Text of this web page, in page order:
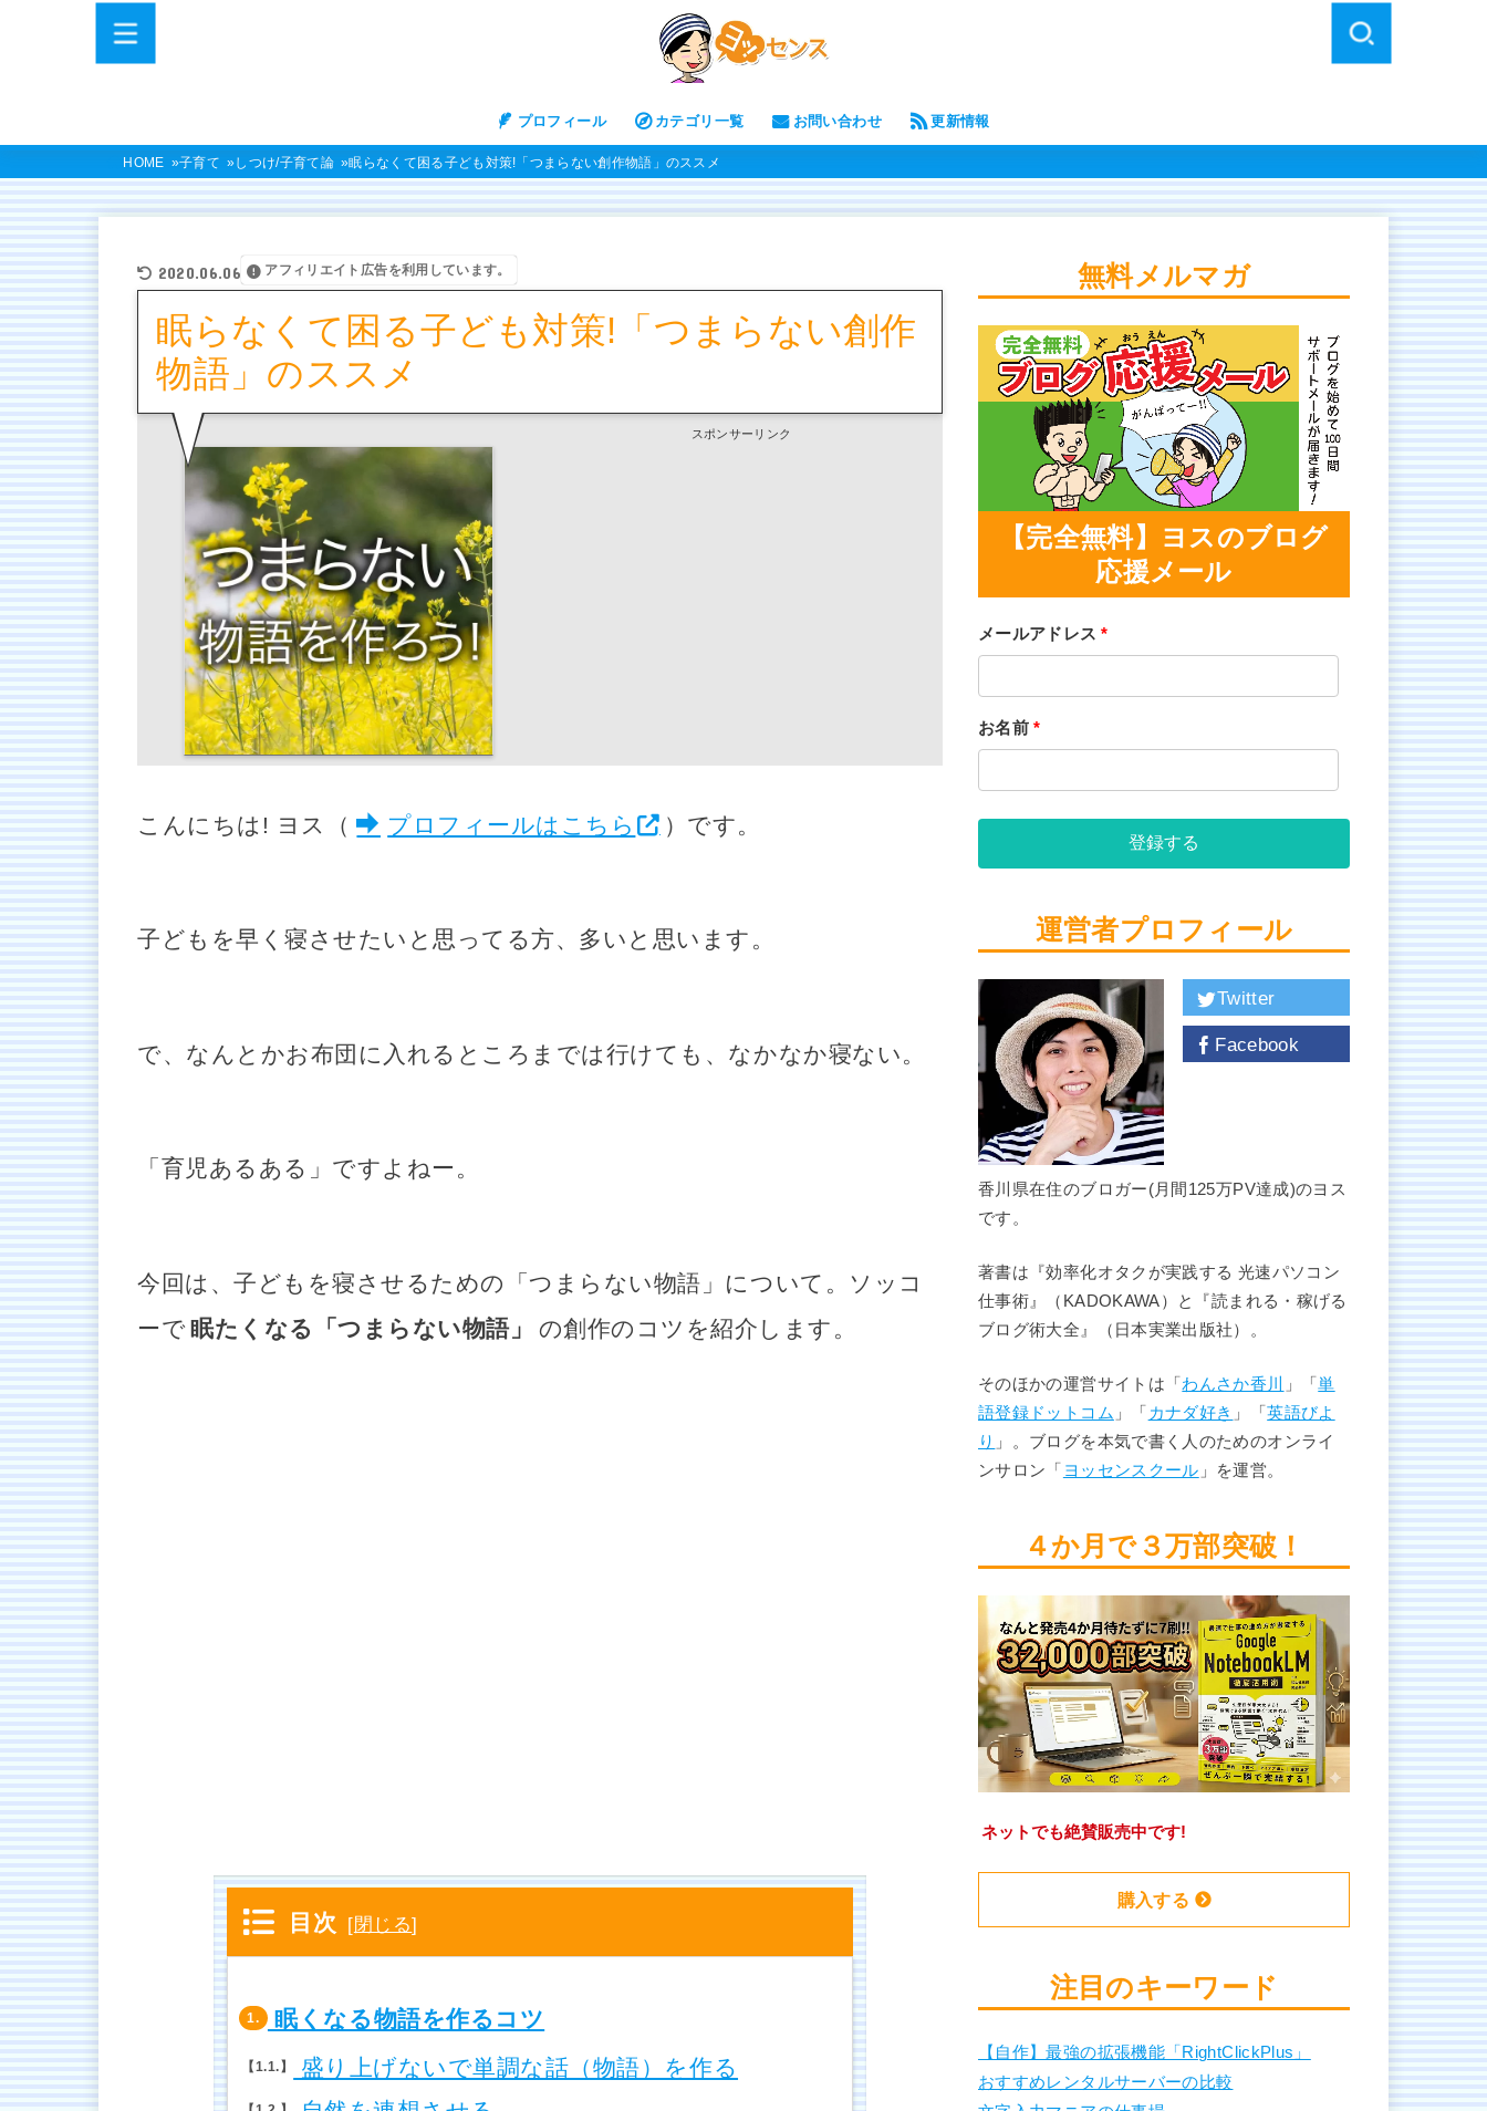
プロフィール カテゴリ一覧 お問い合わせ 更新情報
HOME 子育て しつけ/子育て論 眠らなくて困る子ども対策!「つまらない創作物語」のススメ
2020.06.06 アフィリエイト広告を利用しています。
眠らなくて困る子ども対策!「つまらない創作
物語」のススメ
スポンサーリンク
こんにちは! ヨス（ プロフィールはこちら ）です。
子どもを早く寝させたいと思ってる方、多いと思います。
で、なんとかお布団に入れるところまでは行けても、なかなか寝ない。
「育児あるある」ですよねー。
今回は、子どもを寝させるための「つまらない物語」について。ソッコ
ーで眠たくなる「つまらない物語」 の創作のコツを紹介します。
目次 [閉じる]
1. 眠くなる物語を作るコツ
1.1. 盛り上げないで単調な話（物語）を作る
無料メルマガ
【完全無料】ヨスのブログ
応援メール
メールアドレス*
お名前*
登録する
運営者プロフィール
Twitter
Facebook
香川県在住のブロガー(月間125万PV達成)のヨス
です。
著書は『効率化オタクが実践する 光速パソコン
仕事術』（KADOKAWA）と『読まれる・稼げる
ブログ術大全』（日本実業出版社）。
そのほかの運営サイトは「わんさか香川 」「単
語登録ドットコム 」「 カナダ好き 」「英語びよ
り 」。ブログを本気で書く人のためのオンライ
ンサロン「 ヨッセンスクール 」を運営。
４か月で３万部突破！
ネットでも絶賛販売中です!
購入する
注目のキーワード
【自作】最強の拡張機能「RightClickPlus」
おすすめレンタルサーバーの比較